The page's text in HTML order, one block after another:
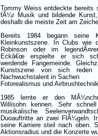
Tommy Weiss entdeckte
fÃ¼r Musik und bildende
deshalb die meiste Zeit am
Bereits 1984 begann seine
Kleinkunstszene. In Clubs wie
Robinson oder im
Eckâ€œ erspielte er sich
werdende Fangemeinde.
Kunstszene von sich
Nachwuchstalent in Sachen
Fotorealismus und
1985 lernte er den
Willisohn kennen. Sehr
musikalische
Duoauftritte an zwei FlÃ¼geln.
seine Karriere steil nach oben.
Aktionsradius und die Konzerte